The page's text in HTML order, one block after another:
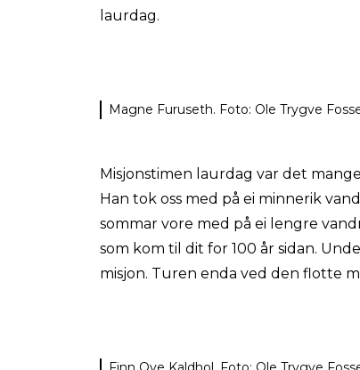
laurdag.
Magne Furuseth. Foto: Ole Trygve
Misjonstimen laurdag var det
Han tok oss med på ei minnerik
sommar vore med på ei lengre
som kom til dit for 100 år sidan.
misjon. Turen enda ved den flotte